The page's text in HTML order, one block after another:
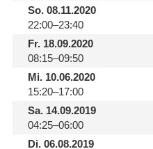
So.08.11.2020
22:00–23:40
Fr.18.09.2020
08:15–09:50
Mi.10.06.2020
15:20–17:00
Sa.14.09.2019
04:25–06:00
Di.06.08.2019